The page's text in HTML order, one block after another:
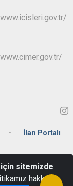
İlan Portalı
sitemizde
hakkında